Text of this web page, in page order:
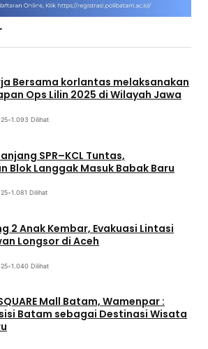
Bersama korlantas melaksanakan
Ops Lilin 2025 di Wilayah Jawa
•1.093 Dilihat
SPR–KCL Tuntas,
Blok Langgak Masuk Babak Baru
•1.081 Dilihat
2 Anak Kembar, Evakuasi Lintasi
Longsor di Aceh
•1.040 Dilihat
Mall Batam, Wamenpar :
Batam sebagai Destinasi Wisata